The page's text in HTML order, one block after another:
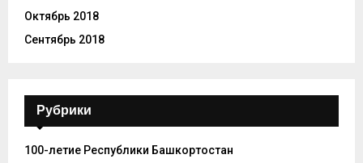
Октябрь 2018
Сентябрь 2018
Рубрики
100-летие Республики Башкортостан